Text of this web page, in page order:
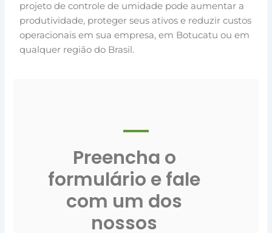
projeto de controle de umidade pode aumentar a
produtividade, proteger seus ativos e reduzir custos
operacionais em sua empresa, em Botucatu ou em
qualquer região do Brasil.
Preencha o
formulário e fale
com um dos
nossos